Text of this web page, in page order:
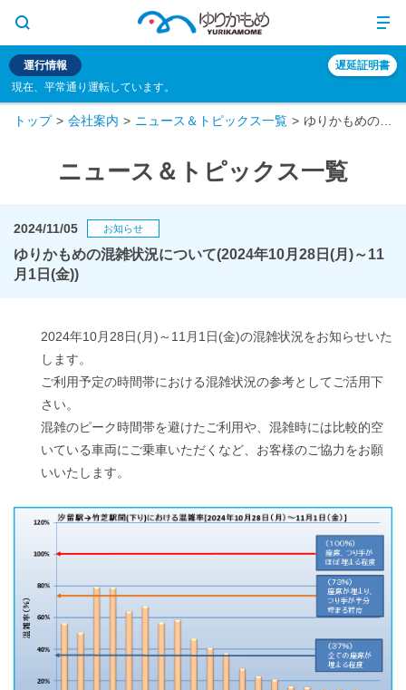
運行情報
現在、平常通り運転しています。
遅延証明書
トップ 会社案内 ニュース＆トピックス一覧
ニュース＆トピックス一覧
2024/11/05 お知らせ
ゆりかもめの混雑状況について(2024年10月28日(月)～11
月1日(金))
2024年10月28日(月)～11月1日(金)の混雑状況をお知らせいた
します。
ご利用予定の時間帯における混雑状況の参考としてご活用下
さい。
混雑のピーク時間帯を避けたご利用や、混雑時には比較的空
いている車両にご乗車いただくなど、お客様のご協力をお願
いいたします。